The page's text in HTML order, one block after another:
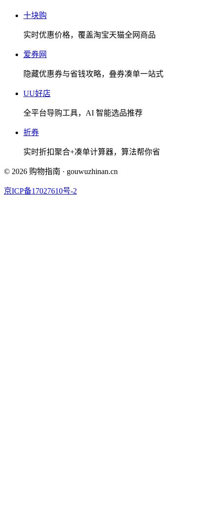
十块购
实时优惠价格，覆盖淘宝天猫全网商品
爱券网
隐藏优惠券与省钱攻略，叠券凑单一站式
UU好店
全平台导购工具，AI 智能选品推荐
折券
实时折扣聚合+凑单计算器，算法帮你省
© 2026 购物指南 · gouwuzhinan.cn
京ICP备17027610号-2